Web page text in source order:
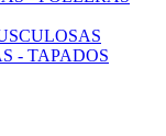
- TAPADOS